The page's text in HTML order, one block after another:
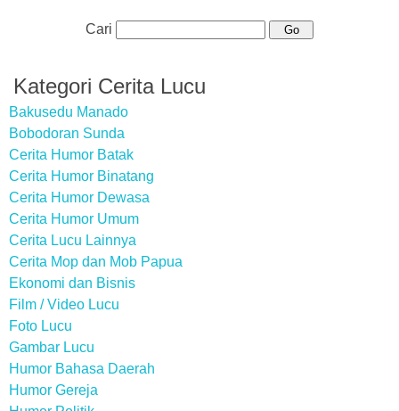
Cari
Kategori Cerita Lucu
Bakusedu Manado
Bobodoran Sunda
Cerita Humor Batak
Cerita Humor Binatang
Cerita Humor Dewasa
Cerita Humor Umum
Cerita Lucu Lainnya
Cerita Mop dan Mob Papua
Ekonomi dan Bisnis
Film / Video Lucu
Foto Lucu
Gambar Lucu
Humor Bahasa Daerah
Humor Gereja